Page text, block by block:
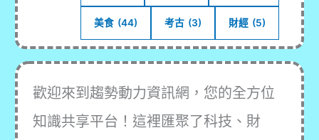
美食 (44) 考古 (3) 財經 (5)
歡迎來到趨勢動力資訊網，您的全方位
知識共享平台！這裡匯聚了科技、財